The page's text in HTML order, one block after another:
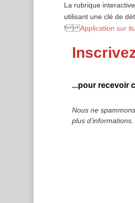
La rubrique
utilisant une clé de
!Application sur
...pour recevoir
Nous ne
plus d’informations.